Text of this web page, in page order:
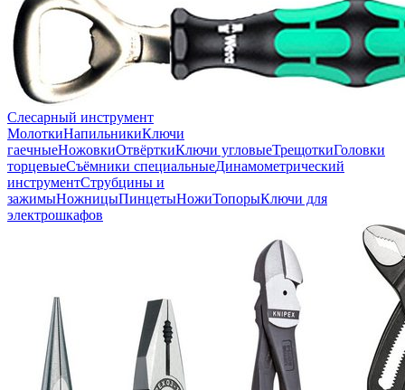
Слесарный инструмент
МолоткиНапильникиКлючи
гаечныеНожовкиОтвёрткиКлючи угловыеТрещоткиГоловки
торцевыеСъёмники специальныеДинамометрический
инструментСтрубцины и
зажимыНожницыПинцетыНожиТопорыКлючи для
электрошкафов